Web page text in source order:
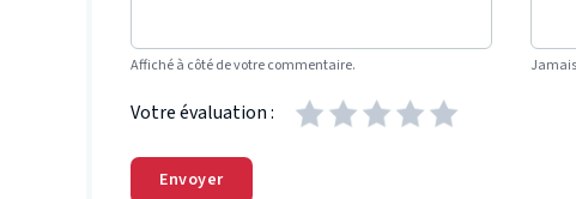
Affiché à côté de votre commentaire.
Votre évaluation :
Envoyer